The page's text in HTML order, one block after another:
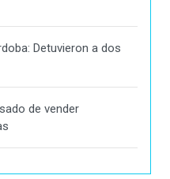
Detuvieron a dos
de vender